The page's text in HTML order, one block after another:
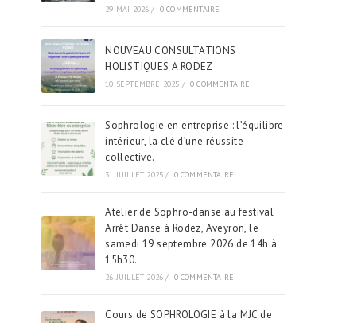
29 MAI 2026 / 0 COMMENTAIRE
NOUVEAU CONSULTATIONS
HOLISTIQUES A RODEZ
10 SEPTEMBRE 2025 / 0 COMMENTAIRE
Sophrologie en entreprise : l’équilibre
intérieur, la clé d’une réussite
collective.
31 JUILLET 2025 / 0 COMMENTAIRE
Atelier de Sophro-danse au festival
Arrêt Danse à Rodez, Aveyron, le
samedi 19 septembre 2026 de 14h à
15h30.
26 JUILLET 2026 / 0 COMMENTAIRE
Cours de SOPHROLOGIE à la MJC de